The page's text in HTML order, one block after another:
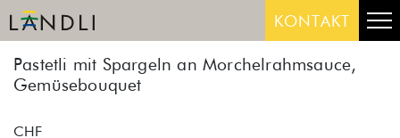
Skip
to
KONTAKT
Pastetli mit Spargeln an Morchelrahmsauce,
Gemüsebouquet
CHF